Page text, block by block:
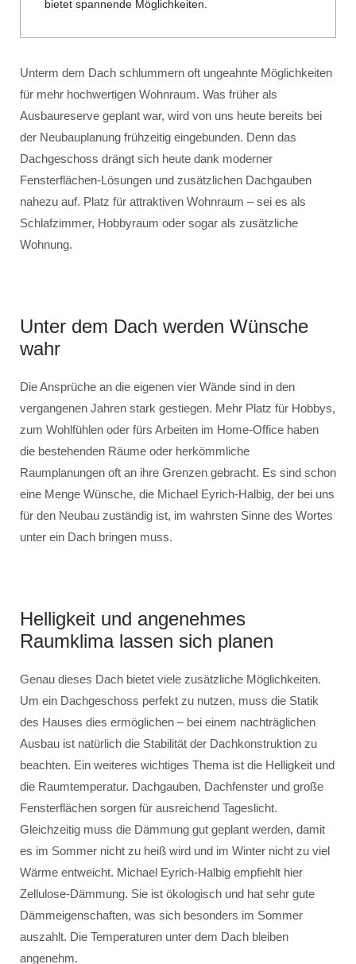
bietet spannende Möglichkeiten.
Unterm dem Dach schlummern oft ungeahnte Möglichkeiten
für mehr hochwertigen Wohnraum. Was früher als
Ausbaureserve geplant war, wird von uns heute bereits bei
der Neubauplanung frühzeitig eingebunden. Denn das
Dachgeschoss drängt sich heute dank moderner
Fensterflächen-Lösungen und zusätzlichen Dachgauben
nahezu auf. Platz für attraktiven Wohnraum – sei es als
Schlafzimmer, Hobbyraum oder sogar als zusätzliche
Wohnung.
Unter dem Dach werden Wünsche
wahr
Die Ansprüche an die eigenen vier Wände sind in den
vergangenen Jahren stark gestiegen. Mehr Platz für Hobbys,
zum Wohlfühlen oder fürs Arbeiten im Home-Office haben
die bestehenden Räume oder herkömmliche
Raumplanungen oft an ihre Grenzen gebracht. Es sind schon
eine Menge Wünsche, die Michael Eyrich-Halbig, der bei uns
für den Neubau zuständig ist, im wahrsten Sinne des Wortes
unter ein Dach bringen muss.
Helligkeit und angenehmes
Raumklima lassen sich planen
Genau dieses Dach bietet viele zusätzliche Möglichkeiten.
Um ein Dachgeschoss perfekt zu nutzen, muss die Statik
des Hauses dies ermöglichen – bei einem nachträglichen
Ausbau ist natürlich die Stabilität der Dachkonstruktion zu
beachten. Ein weiteres wichtiges Thema ist die Helligkeit und
die Raumtemperatur. Dachgauben, Dachfenster und große
Fensterflächen sorgen für ausreichend Tageslicht.
Gleichzeitig muss die Dämmung gut geplant werden, damit
es im Sommer nicht zu heiß wird und im Winter nicht zu viel
Wärme entweicht. Michael Eyrich-Halbig empfiehlt hier
Zellulose-Dämmung. Sie ist ökologisch und hat sehr gute
Dämmeigenschaften, was sich besonders im Sommer
auszahlt. Die Temperaturen unter dem Dach bleiben
angenehm.